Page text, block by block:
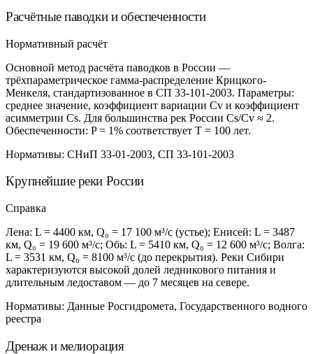
Расчётные паводки и обеспеченности
Нормативный расчёт
Основной метод расчёта паводков в России —
трёхпараметрическое гамма-распределение Крицкого-
Менкеля, стандартизованное в СП 33-101-2003. Параметры:
среднее значение, коэффициент вариации Cv и коэффициент
асимметрии Cs. Для большинства рек России Cs/Cv ≈ 2.
Обеспеченности: P = 1% соответствует T = 100 лет.
Нормативы: СНиП 33-01-2003, СП 33-101-2003
Крупнейшие реки России
Справка
Лена: L = 4400 км, Q₀ = 17 100 м³/с (устье); Енисей: L = 3487
км, Q₀ = 19 600 м³/с; Обь: L = 5410 км, Q₀ = 12 600 м³/с; Волга:
L = 3531 км, Q₀ = 8100 м³/с (до перекрытия). Реки Сибири
характеризуются высокой долей ледникового питания и
длительным ледоставом — до 7 месяцев на севере.
Нормативы: Данные Росгидромета, Государственного водного
реестра
Дренаж и мелиорация